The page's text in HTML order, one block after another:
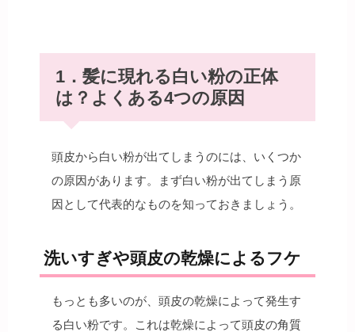
1．髪に現れる白い粉の正体
は？よくある4つの原因
頭皮から白い粉が出てしまうのには、いくつか
の原因があります。まず白い粉が出てしまう原
因として代表的なものを知っておきましょう。
洗いすぎや頭皮の乾燥によるフケ
もっとも多いのが、頭皮の乾燥によって発生す
る白い粉です。これは乾燥によって頭皮の角質